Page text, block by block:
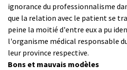
ignorance du professionnalisme
que la relation avec le patient se
peine la moitié d'entre eux a pu
l'organisme médical responsable
leur province respective.
Bons et mauvais modèles